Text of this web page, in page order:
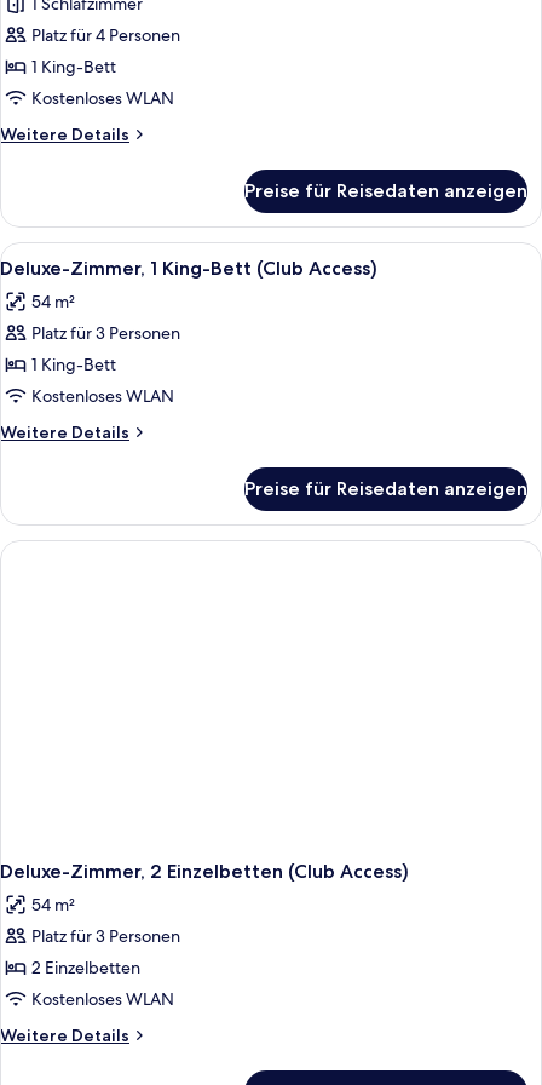
Presidential-
Suite,
1 King-
Bett
Platz für 4 Personen
1 King-Bett
Kostenloses WLAN
Weitere Details
Weitere
Suite,
1 King-
Bett
Preise für Reisedaten anzeigen
Alle
Fotos
für
Deluxe-
Zimmer,
1 King-
Bett
(Club
anzeigen
Ein modernes Hotelzimmer mit
3
Deluxe-Zimmer, 1 King-Bett (Club Access)
54 m²
Platz für 3 Personen
1 King-Bett
Kostenloses WLAN
Weitere Details
Weitere
Zimmer,
1 King-
Bett
Preise für Reisedaten anzeigen
Deluxe-Zimmer, 2 Einzelbetten (Club Access)
54 m²
Platz für 3 Personen
2 Einzelbetten
Kostenloses WLAN
Weitere Details
Weitere